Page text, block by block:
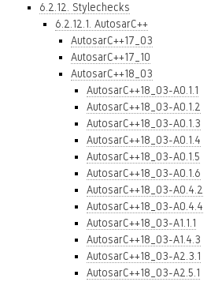
6.2.12. Stylechecks
6.2.12.1. AutosarC++
AutosarC++17_03
AutosarC++17_10
AutosarC++18_03
AutosarC++18_03-A0.1.1
AutosarC++18_03-A0.1.2
AutosarC++18_03-A0.1.3
AutosarC++18_03-A0.1.4
AutosarC++18_03-A0.1.5
AutosarC++18_03-A0.1.6
AutosarC++18_03-A0.4.2
AutosarC++18_03-A0.4.4
AutosarC++18_03-A1.1.1
AutosarC++18_03-A1.4.3
AutosarC++18_03-A2.3.1
AutosarC++18_03-A2.5.1